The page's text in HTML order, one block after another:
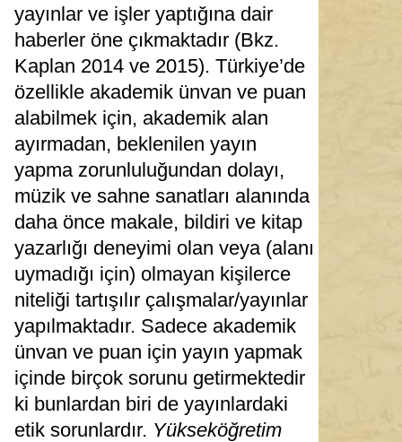
yayınlar ve işler yaptığına dair
haberler öne çıkmaktadır (Bkz.
Kaplan 2014 ve 2015). Türkiye’de
özellikle akademik ünvan ve puan
alabilmek için, akademik alan
ayırmadan, beklenilen yayın
yapma zorunluluğundan dolayı,
müzik ve sahne sanatları alanında
daha önce makale, bildiri ve kitap
yazarlığı deneyimi olan veya (alanı
uymadığı için) olmayan kişilerce
niteliği tartışılır çalışmalar/yayınlar
yapılmaktadır. Sadece akademik
ünvan ve puan için yayın yapmak
içinde birçok sorunu getirmektedir
ki bunlardan biri de yayınlardaki
etik sorunlardır. Yükseköğretim